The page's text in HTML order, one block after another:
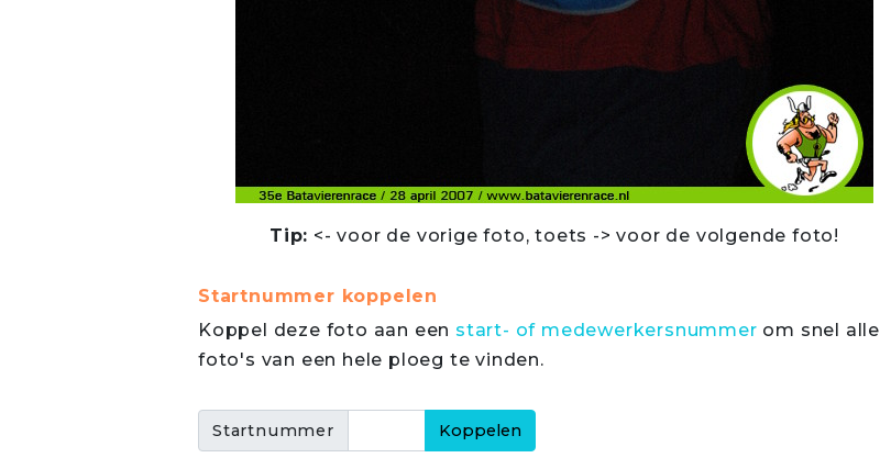
Tip: <- voor de vorige foto, toets -> voor de volgende foto!
Startnummer koppelen
Koppel deze foto aan een start- of medewerkersnummer om snel alle
foto's van een hele ploeg te vinden.
Startnummer